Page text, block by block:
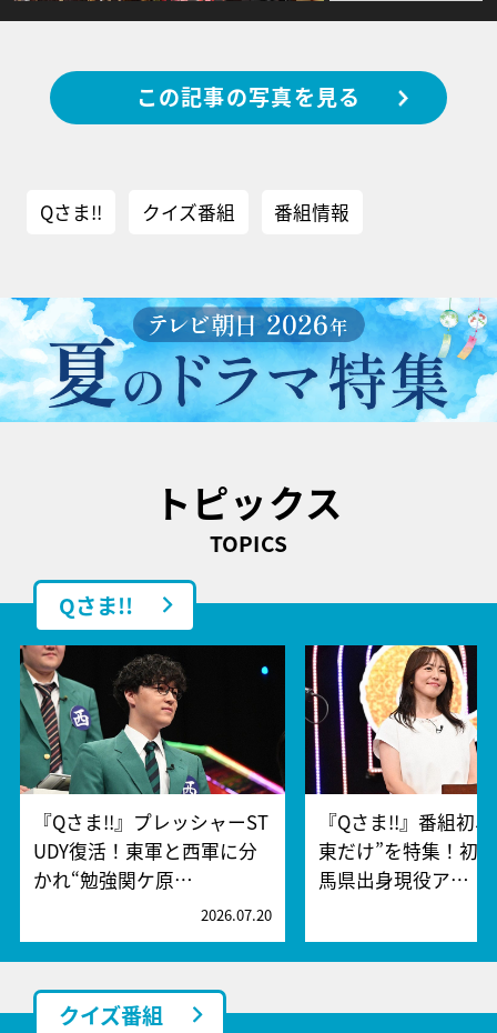
この記事の写真を見る
Qさま!! クイズ番組 番組情報
トピックス
TOPICS
Qさま!!
『Qさま!!』プレッシャーST
UDY復活！東軍と西軍に分
かれ“勉強関ケ原…
2026.07.20
『Qさま!!』番組初
東だけ”を特集！初
馬県出身現役ア…
クイズ番組